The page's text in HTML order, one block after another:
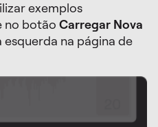
exemplos
no botão Carregar Nova
esquerda na página de